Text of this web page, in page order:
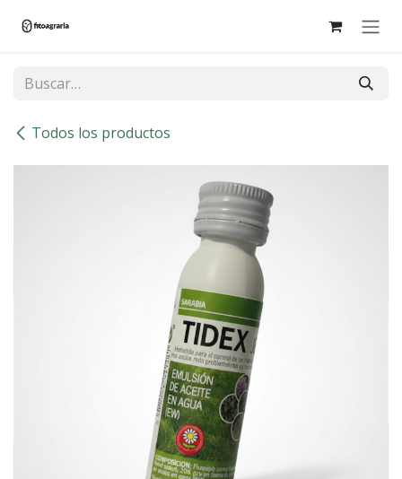
Todos los productos